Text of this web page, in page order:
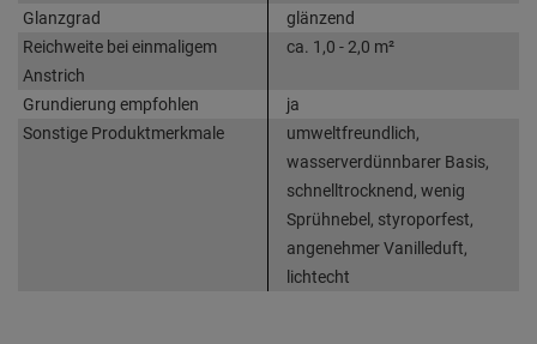
Glanzgrad
glänzend
Reichweite bei einmaligem
Anstrich
ca. 1,0 - 2,0 m²
Grundierung empfohlen
ja
Sonstige Produktmerkmale
umweltfreundlich,
wasserverdünnbarer Basis,
schnelltrocknend, wenig
Sprühnebel, styroporfest,
angenehmer Vanilleduft,
lichtecht